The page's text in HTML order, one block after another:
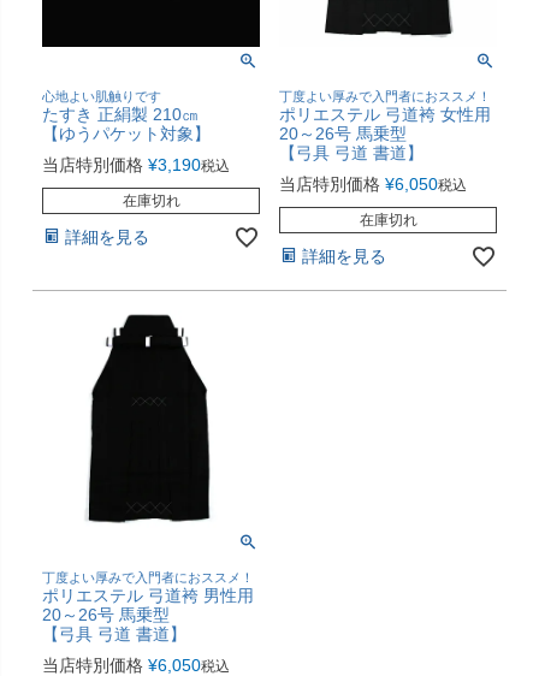
心地よい肌触りです
たすき 正絹製 210㎝
【ゆうパケット対象】
当店特別価格 ¥3,190税込
在庫切れ
詳細を見る
丁度よい厚みで入門者におススメ！
ポリエステル 弓道袴 女性用
20～26号 馬乗型
【弓具 弓道 書道】
当店特別価格 ¥6,050税込
在庫切れ
詳細を見る
丁度よい厚みで入門者におススメ！
ポリエステル 弓道袴 男性用
20～26号 馬乗型
【弓具 弓道 書道】
当店特別価格 ¥6,050税込